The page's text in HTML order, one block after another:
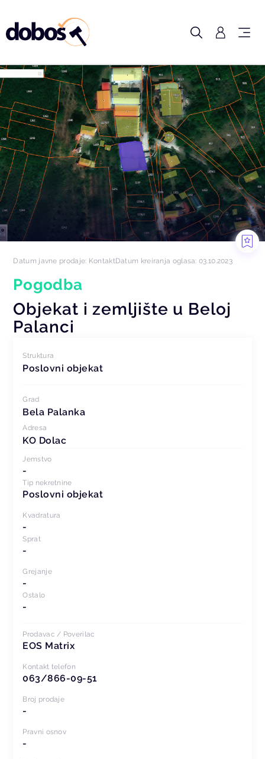
Datum javne prodaje: KontaktDatum kreiranja oglasa: 03.10.2023
Pogodba
Objekat i zemljište u Beloj
Palanci
Struktura
Poslovni objekat
Grad
Bela Palanka
Adresa
KO Dolac
Jemstvo
-
Tip nekretnine
Poslovni objekat
Kvadratura
-
Sprat
-
Grejanje
-
Ostalo
-
Prodavac / Poverilac
EOS Matrix
Kontakt telefon
063/866-09-51
Broj prodaje
-
Pravni osnov
-